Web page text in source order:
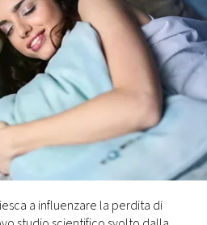
a influenzare la perdita di